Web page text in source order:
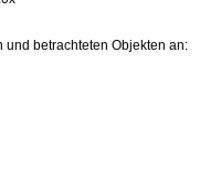
betrachteten Objekten an: